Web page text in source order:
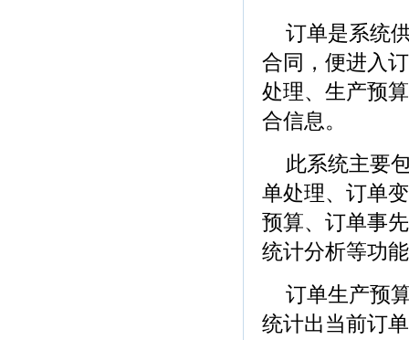
订单是系统
合同，便进入
处理、生产预
合信息。
此系统主要
单处理、订单
预算、订单事
统计分析等功
订单生产预
统计出当前订